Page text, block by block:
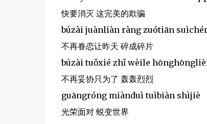
快要消灭 这完美的欺骗
búzài juànliàn ràng zuótiān
不再眷恋让昨天 碎成碎片
búzài tuǒxié zhǐ wèile
不再妥协只为了 轰轰烈烈
guāngróng miànduì tuìbiàn shìjiè
光荣面对 蜕变世界